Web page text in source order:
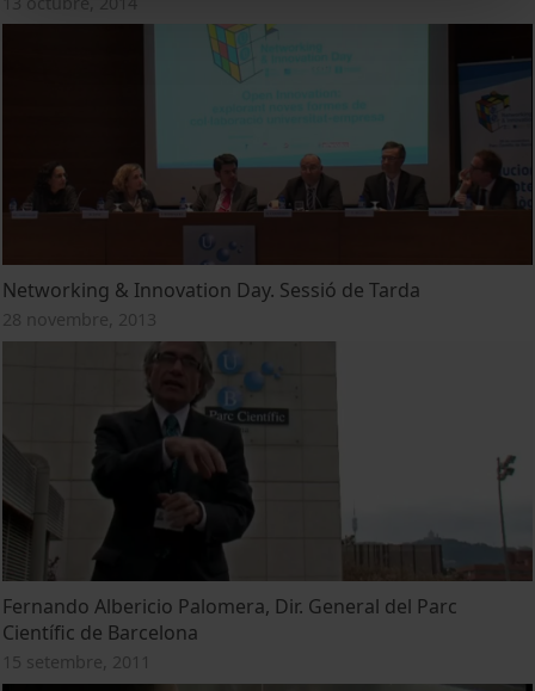
Networking & Innovation Day. Sessió de Tarda
28 novembre, 2013
Fernando Albericio Palomera, Dir. General del Parc
Científic de Barcelona
15 setembre, 2011